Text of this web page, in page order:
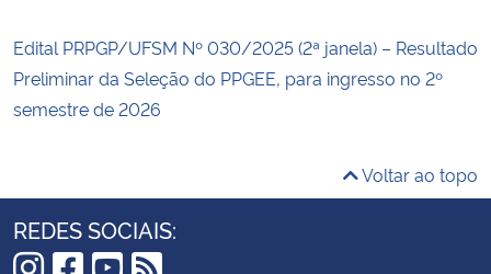
Edital PRPGP/UFSM Nº 030/2025 (2ª janela) – Resultado
Preliminar da Seleção do PPGEE, para ingresso no 2º
semestre de 2026
Voltar ao topo
REDES SOCIAIS: